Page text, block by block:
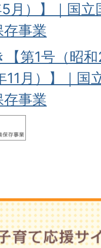
月）】｜国
事業
第1号（昭
11月）】｜国
事業